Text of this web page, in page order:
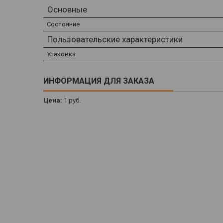
Основные
Состояние
Пользовательские характеристики
Упаковка
ИНФОРМАЦИЯ ДЛЯ ЗАКАЗА
Цена: 1 руб.